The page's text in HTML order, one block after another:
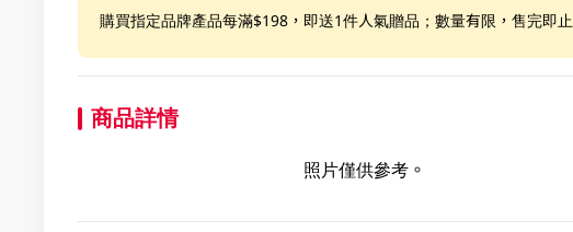
購買指定品牌產品每滿$198，即送1件人氣贈品；數量有限，售完即止
商品詳情
照片僅供參考。